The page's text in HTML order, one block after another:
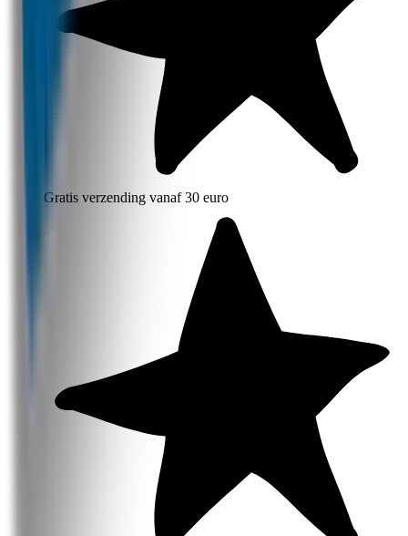
Gratis verzending vanaf 30 euro